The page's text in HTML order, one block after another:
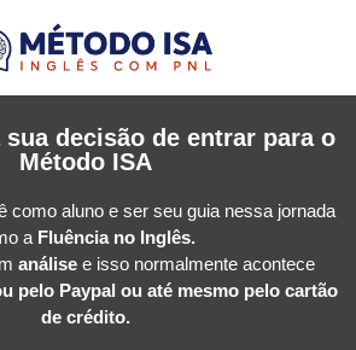
sua decisão de entrar para o
Método ISA
como aluno e ser seu guia nessa jornada
a Fluência no Inglês.
análise e isso normalmente acontece
pelo Paypal ou até mesmo pelo cartão
de crédito.